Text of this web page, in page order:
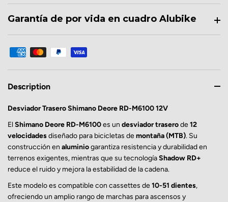
Garantía de por vida en cuadro Alubike
Description
Desviador Trasero Shimano Deore RD-M6100 12V
El Shimano Deore RD-M6100es un desviador traserode12
velocidadesdiseñado para bicicletas demontaña (MTB). Su
construcción en aluminiogarantiza resistencia y durabilidad en
terrenos exigentes, mientras que su tecnologíaShadow RD+
reduce el ruido y mejora la estabilidad de la cadena.
Este modelo es compatible con cassettes de10-51 dientes,
ofreciendo un amplio rango de marchas para ascensos y